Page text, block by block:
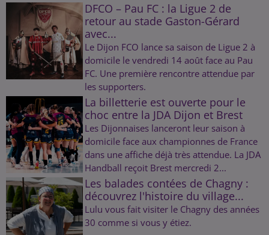
DFCO – Pau FC : la Ligue 2 de
retour au stade Gaston-Gérard
avec...
Le Dijon FCO lance sa saison de Ligue 2 à
domicile le vendredi 14 août face au Pau
FC. Une première rencontre attendue par
les supporters.
La billetterie est ouverte pour le
choc entre la JDA Dijon et Brest
Les Dijonnaises lanceront leur saison à
domicile face aux championnes de France
dans une affiche déjà très attendue. La JDA
Handball reçoit Brest mercredi 2...
Les balades contées de Chagny :
découvrez l'histoire du village...
Lulu vous fait visiter le Chagny des années
30 comme si vous y étiez.